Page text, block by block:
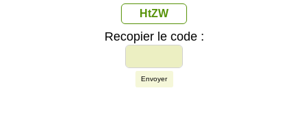
HtZW
Recopier le code :
Envoyer